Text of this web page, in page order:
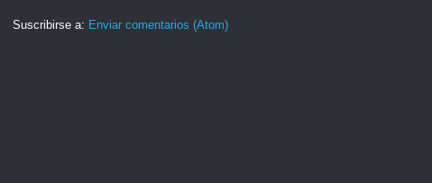
Suscribirse a: Enviar comentarios (Atom)